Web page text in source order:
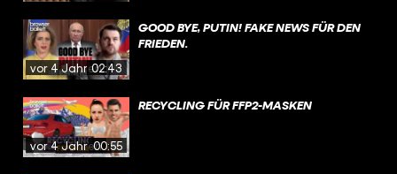
vor 4 Jahren02:43
GOOD BYE, PUTIN! FAKE NEWS FÜR DEN
FRIEDEN.
vor 4 Jahren00:55
RECYCLING FÜR FFP2-MASKEN